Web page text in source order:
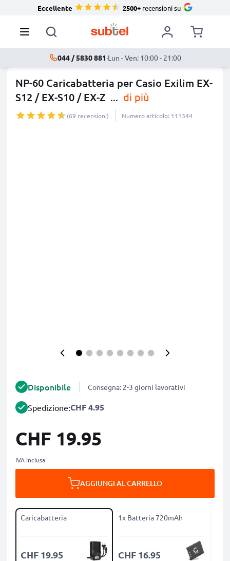
Eccellente 2500+recensioni su
044 / 5830 881·Lun - Ven: 10:00 - 21:00
NP-60 Caricabatteria per Casio Exilim EX-
S12 / EX-S10 / EX-Z ... di più
(69 recensioni) Numero articolo: 111344
Disponibile Consegna: 2-3 giorni lavorativi
Spedizione:CHF 4.95
CHF 19.95
IVA inclusa
AGGIUNGI AL CARRELLO
Caricabatteria
CHF 19.95
1x Batteria 720mAh
CHF 16.95